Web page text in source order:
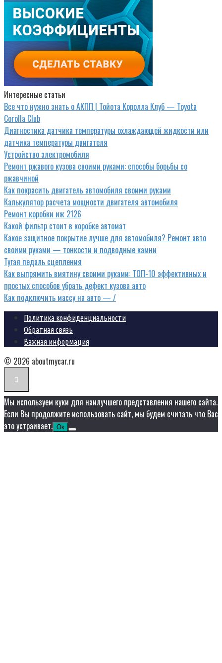
Интересные статьи
Все что нужно знать о АКПП | Тойота Королла Клуб — Toyota
Corolla Club
Диагностика датчика температуры охлаждающей жидкости или
датчика температуры двигателя
Устройство электромобиля
Ремонт ржавого кузова своими руками: способы борьбы со
ржавчиной
Как покрасить двигатель автомобиля своими руками
Калькулятор расчета мощности двигателя автомобиля
Ремонт коробки иж 2126
Какой фильтр стоит в коробке автомат
Какое защитное покрытие лучше для автомобиля? Ремонт авто
своими руками — тонкости и подводные камни
Тугая педаль сцепления
Как выпрямить вмятину своими руками: ТОП-10 эффективных и
простых способов убрать дефект кузова авто
Как подключить массу на авто — /
Политика конфиденциальности
Обратная связь
Важная информация
© 2026 aboutmycar.ru
Мы используем куки для наилучшего представления нашего сайта.
Если Вы продолжите использовать сайт, мы будем считать что Вас
это устраивает. Ок